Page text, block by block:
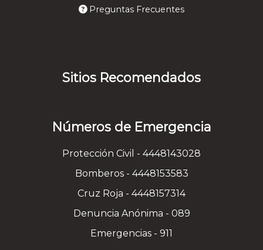
Preguntas Frecuentes
Sitios Recomendados
Números de Emergencia
Protección Civil - 4448143028
Bomberos - 4448153583
Cruz Roja - 4448157314
Denuncia Anónima - 089
Emergencias - 911